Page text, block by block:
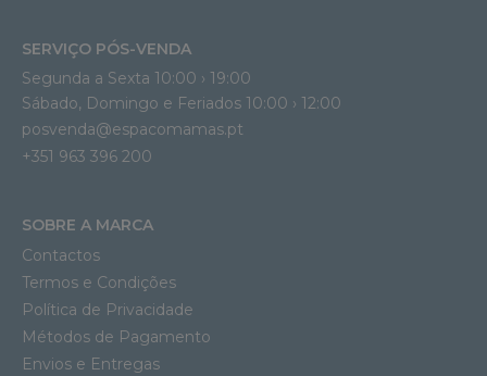
SERVIÇO PÓS-VENDA
Segunda a Sexta 10:00 › 19:00
Sábado, Domingo e Feriados 10:00 › 12:00
posvenda@espacomamas.pt
+351 963 396 200
SOBRE A MARCA
Contactos
Termos e Condições
Política de Privacidade
Métodos de Pagamento
Envios e Entregas